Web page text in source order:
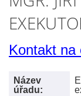
Kontakt na
Název
úřadu: